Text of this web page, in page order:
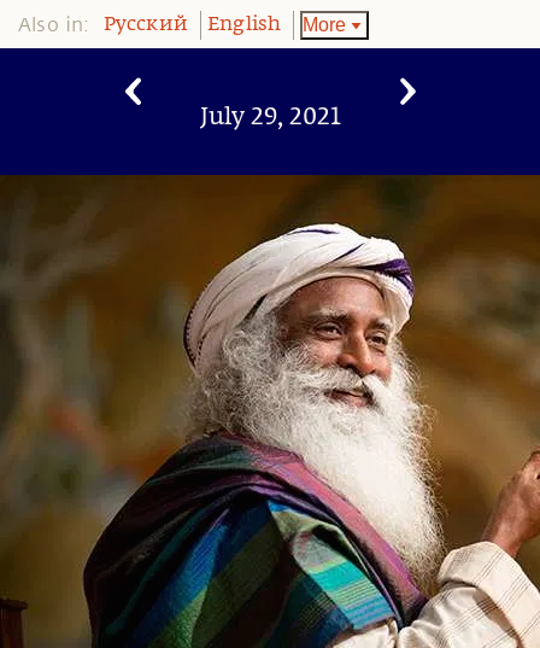
Also in: Pусский English More
July 29, 2021